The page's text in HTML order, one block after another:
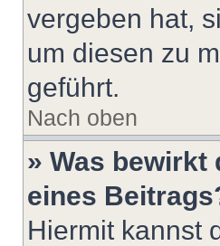
vergeben hat,
um diesen zu
geführt.
Nach oben
» Was bewirkt
eines
Hiermit kannst